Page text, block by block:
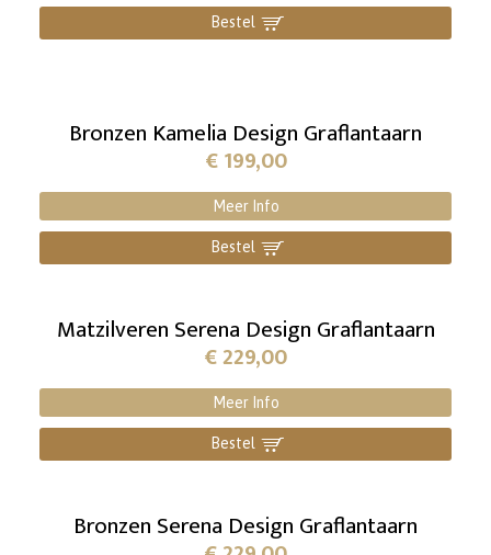
Bestel ]
Bronzen Kamelia Design Graflantaarn
€199,00
Meer Info
Bestel ]
Matzilveren Serena Design Graflantaarn
€229,00
Meer Info
Bestel ]
Bronzen Serena Design Graflantaarn